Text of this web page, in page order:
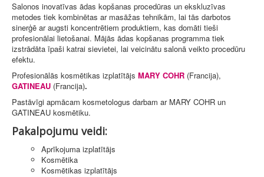
Salonos inovatīvas ādas kopšanas procedūras un ekskluzīvas
metodes tiek kombinētas ar masāžas tehnikām, lai tās darbotos
sinerģē ar augsti koncentrētiem produktiem, kas domāti tieši
profesionālai lietošanai. Mājās ādas kopšanas programma tiek
izstrādāta īpaši katrai sievietei, lai veicinātu salonā veikto procedūru
efektu.
Profesionālās kosmētikas izplatītājs MARY COHR (Francija),
GATINEAU (Francija).
Pastāvīgi apmācam kosmetologus darbam ar MARY COHR un
GATINEAU kosmētiku.
Pakalpojumu veidi:
Aprīkojuma izplatītājs
Kosmētika
Kosmētikas izplatītājs